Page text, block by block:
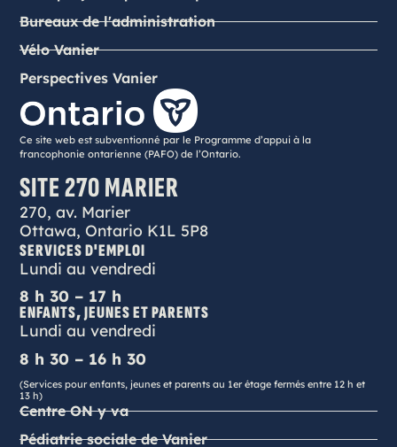
Bureaux de l'administration
Vélo Vanier
Perspectives Vanier
Ce site web est subventionné par le Programme d’appui à la
francophonie ontarienne (PAFO) de l’Ontario.
SITE 270 MARIER
270, av. Marier
Ottawa, Ontario K1L 5P8
SERVICES D'EMPLOI
Lundi au vendredi
8 h 30 – 17 h
ENFANTS, JEUNES ET PARENTS
Lundi au vendredi
8 h 30 – 16 h 30
(Services pour enfants, jeunes et parents au 1er étage fermés entre 12 h et
13 h)
Centre ON y va
Pédiatrie sociale de Vanier